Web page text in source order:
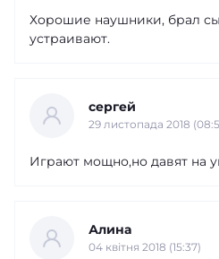
Хорошие наушники, брал
устраивают.
сергей
29 листопада 2018
Играют мощно,но давят на
Алина
04 квітня 2018 (15:37)